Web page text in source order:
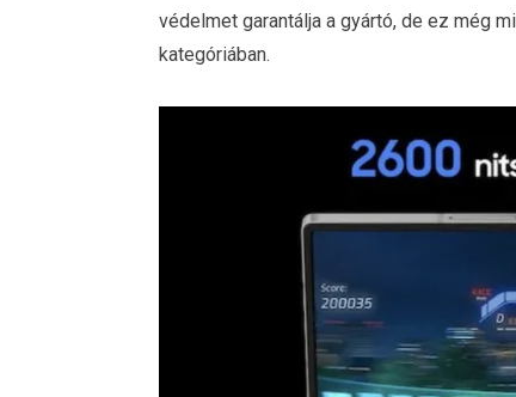
védelmet garantálja a gyártó, de ez még
kategóriában.